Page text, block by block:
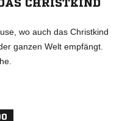
CHRISTKIND
wo auch das Christkind
ganzen Welt empfängt.